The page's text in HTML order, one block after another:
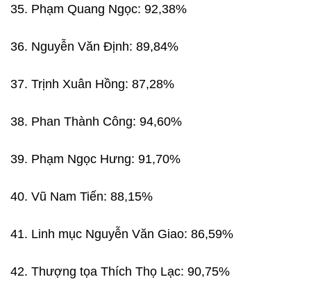
35. Phạm Quang Ngọc: 92,38%
36. Nguyễn Văn Định: 89,84%
37. Trịnh Xuân Hồng: 87,28%
38. Phan Thành Công: 94,60%
39. Phạm Ngọc Hưng: 91,70%
40. Vũ Nam Tiến: 88,15%
41. Linh mục Nguyễn Văn Giao: 86,59%
42. Thượng tọa Thích Thọ Lạc: 90,75%